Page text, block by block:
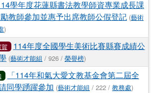
學年度花蓮縣書法教學師資專業成長課
教師參加並惠予出席教師公假登記 (藝術
)
賀
114年度全國學生美術比賽縣賽成績公
(藝術才能組 / 926 / 榮譽榜)
「114年和氣大愛文教基金會第二屆全
同學踴躍參加 (藝術才能組 / 222 / 教務處)